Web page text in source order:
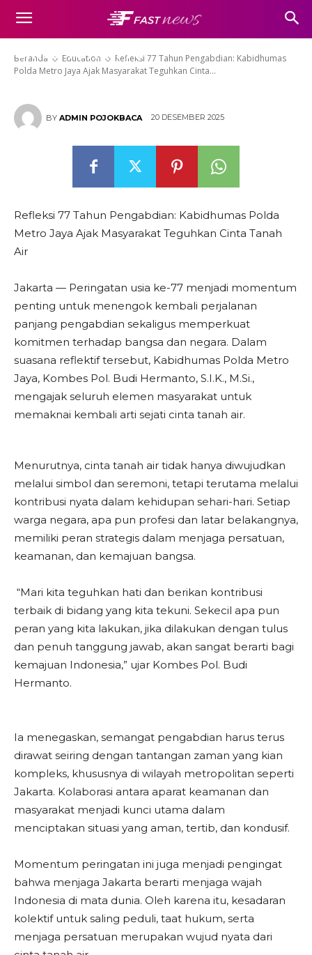
Beranda Education
Refleksi 77 Tahun Pengabdian: Kabidhumas
Polda Metro Jaya Ajak Masyarakat Teguhkan Cinta...
Kabidhumas Polda Metro Jaya
Ajak Masyarakat Teguhkan
Cinta Tanah Air
BY ADMIN POJOKBACA 20 DESEMBER 2025
Refleksi 77 Tahun Pengabdian: Kabidhumas Polda
Metro Jaya Ajak Masyarakat Teguhkan Cinta Tanah
Air
Jakarta — Peringatan usia ke-77 menjadi momentum
penting untuk menengok kembali perjalanan
panjang pengabdian sekaligus memperkuat
komitmen terhadap bangsa dan negara. Dalam
suasana reflektif tersebut, Kabidhumas Polda Metro
Jaya, Kombes Pol. Budi Hermanto, S.I.K., M.Si.,
mengajak seluruh elemen masyarakat untuk
memaknai kembali arti sejati cinta tanah air.
Menurutnya, cinta tanah air tidak hanya diwujudkan
melalui simbol dan seremoni, tetapi terutama melalui
kontribusi nyata dalam kehidupan sehari-hari. Setiap
warga negara, apa pun profesi dan latar belakangnya,
memiliki peran strategis dalam menjaga persatuan,
keamanan, dan kemajuan bangsa.
“Mari kita teguhkan hati dan berikan kontribusi
terbaik di bidang yang kita tekuni. Sekecil apa pun
peran yang kita lakukan, jika dilakukan dengan tulus
dan penuh tanggung jawab, akan sangat berarti bagi
kemajuan Indonesia,” ujar Kombes Pol. Budi
Hermanto.
Ia menegaskan, semangat pengabdian harus terus
dirawat seiring dengan tantangan zaman yang kian
kompleks, khususnya di wilayah metropolitan seperti
Jakarta. Kolaborasi antara aparat keamanan dan
masyarakat menjadi kunci utama dalam
menciptakan situasi yang aman, tertib, dan kondusif.
Momentum peringatan ini juga menjadi pengingat
bahwa menjaga Jakarta berarti menjaga wajah
Indonesia di mata dunia. Oleh karena itu, kesadaran
kolektif untuk saling peduli, taat hukum, serta
menjaga persatuan merupakan wujud nyata dari